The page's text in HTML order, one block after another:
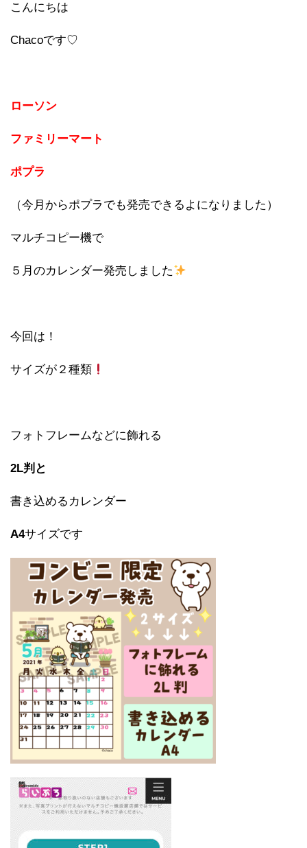
こんにちは
Chacoです♡
ローソン
ファミリーマート
ポプラ
（今月からポプラでも発売できるよになりました）
マルチコピー機で
５月のカレンダー発売しました
今回は！
サイズが２種類
フォトフレームなどに飾れる
2L判と
書き込めるカレンダー
A4サイズです